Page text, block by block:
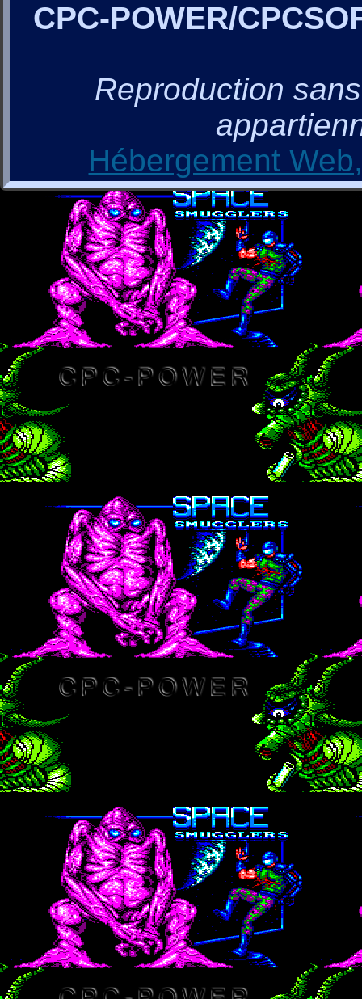
CPC-POWER/
Reproduction
Hébergement